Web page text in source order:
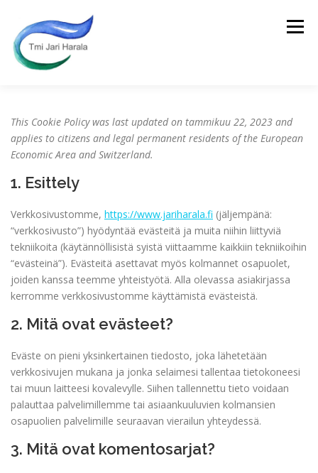
sisältöön
Valikko
PALVELUT ENDUROSAFARIT JARI
KUSKIEN PALAUTTEITA KUVIA OTA YHTEYTTÄ
This Cookie Policy was last updated on tammikuu 22, 2023 and
applies to citizens and legal permanent residents of the European
Economic Area and Switzerland.
1. Esittely
Verkkosivustomme, https://www.jariharala.fi (jäljempänä:
“verkkosivusto”) hyödyntää evästeitä ja muita niihin liittyviä
tekniikoita (käytännöllisistä syistä viittaamme kaikkiin tekniikoihin
“evästeinä”). Evästeitä asettavat myös kolmannet osapuolet,
joiden kanssa teemme yhteistyötä. Alla olevassa asiakirjassa
kerromme verkkosivustomme käyttämistä evästeistä.
2. Mitä ovat evästeet?
Eväste on pieni yksinkertainen tiedosto, joka lähetetään
verkkosivujen mukana ja jonka selaimesi tallentaa tietokoneesi
tai muun laitteesi kovalevylle. Siihen tallennettu tieto voidaan
palauttaa palvelimillemme tai asiaankuuluvien kolmansien
osapuolien palvelimille seuraavan vierailun yhteydessä.
3. Mitä ovat komentosarjat?